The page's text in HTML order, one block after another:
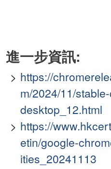
進一步資訊:
https://
m/2024/11/
desktop_12.html
https://
etin/google-
ities_20241113